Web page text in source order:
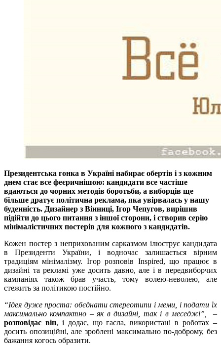
Президентська гонка в Україні набирає обертів і з кожним
днем стає все феєричнішою: кандидати все частіше
вдаються до чорних методів боротьби, а виборців ще
більше дратує політична реклама, яка увірвалась у нашу
буденність. Дизайнер з Вінниці, Ігор Чепугов, вирішив
підійти до цього питання з іншої сторони, і створив серію
мінімалістичних постерів для кожного з кандидатів.
Кожен постер з неприхованим сарказмом ілюструє кандидата
в Президенти України, і водночас залишається вірним
традиціям мінімалізму. Ігор розповів Inspired, що працює в
дизайні та рекламі уже досить давно, але і в передвиборчих
кампаніях також брав участь, тому волею-неволею, але
стежить за політикою постійно.
“Ідея дуже проста: обєднати стереотипи і меми, і подати їх
максимально компактно – як в дизайні, так і в меседжі”,
–
розповідає він, і додає, що гасла, використані в роботах –
досить опозиційні, але зроблені максимально по-доброму, без
бажання когось образити.